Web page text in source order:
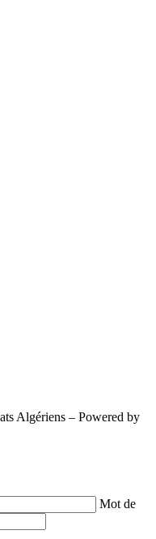
Algériens – Powered by
Mot de